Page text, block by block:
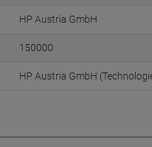
HP Austria GmbH
150000
HP Austria GmbH